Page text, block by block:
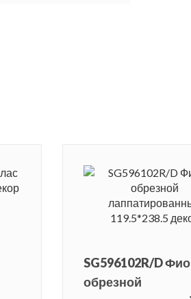
SG596102R/D
обрезной